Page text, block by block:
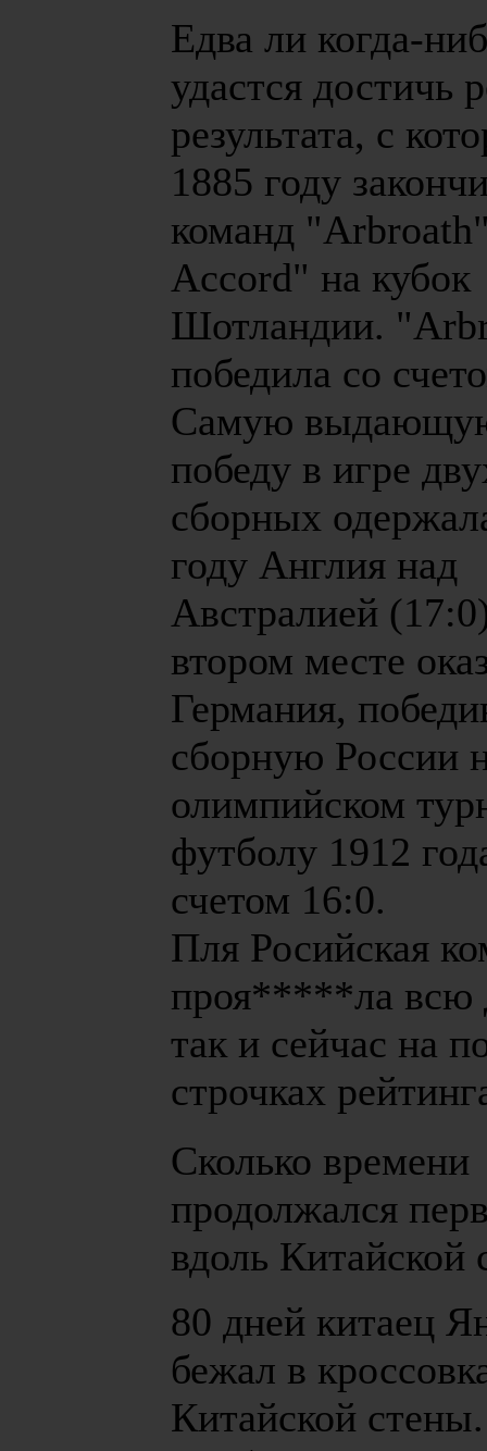
Едва ли когда-
удастся достичь
результата, с
1885 году
команд
Accord" на кубок
Шотландии.
победила со
Самую
победу в игре
сборных
году Англия над
Австралией
втором месте
Германия,
сборную России
олимпийском
футболу 1912
счетом 16:0.
Пля Росийская
проя*****ла всю
так и сейчас на
строчках
Сколько времени
продолжался
вдоль Китайской
80 дней китаец
бежал в
Китайской